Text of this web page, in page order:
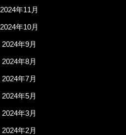
2024年11月
2024年10月
2024年9月
2024年8月
2024年7月
2024年5月
2024年3月
2024年2月